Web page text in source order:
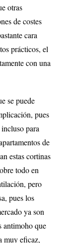
otras
de costes
cara
prácticos, el
con una
se puede
pues
para
de
estas cortinas
todo en
pero
pues los
ya son
antimoho que
muy eficaz,